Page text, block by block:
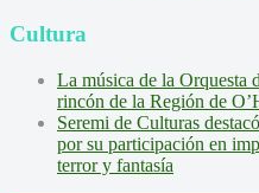
Cultura
La música de la Orquesta
rincón de la Región de
Seremi de Culturas
por su participación en
terror y fantasía